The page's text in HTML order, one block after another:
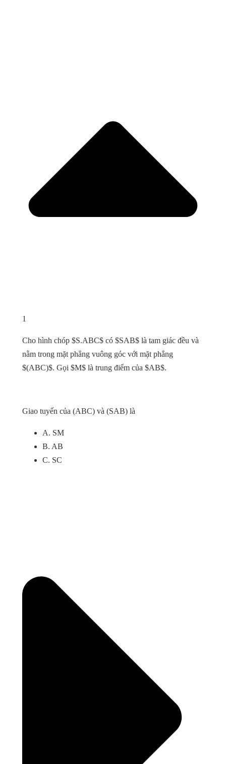
1
Cho hình chóp $S.ABC$ có $SAB$ là tam giác đều và
nằm trong mặt phẳng vuông góc với mặt phẳng
$(ABC)$. Gọi $M$ là trung điểm của $AB$.
Giao tuyến của (ABC) và (SAB) là
A. SM
B. AB
C. SC